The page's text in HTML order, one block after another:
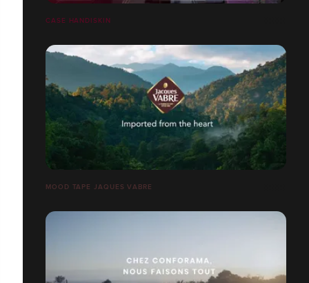
CASE HANDISKIN
MOOD TAPE JAQUES VABRE